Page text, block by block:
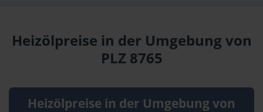
Heizölpreise in der Umgebung von
PLZ 8765
Heizölpreise in der Umgebung von